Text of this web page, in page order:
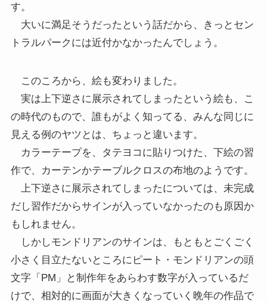
す。
大いに満足そうだったという話だから、きっとセン
トラルパークには近付かなかったんでしょう。
このころから、絵も変わりました。
実は上下逆さに展示されてしまったという絵も、こ
の時代のもので、誰もがよく知ってる、みんな同じに
見える例のヤツとは、ちょっと違います。
カラーテープを、タテヨコに貼りつけた、下絵の習
作で、カーテンかテーブルクロスの布地のようです。
上下逆さに展示されてしまったについては、未完成
だし習作だからサインが入っていなかったのも原因か
もしれません。
しかしモンドリアンのサインは、もともとごくごく
小さく目立たないところにピート・モンドリアンの頭
文字「PM」と制作年をあらわす数字が入っているだ
けで、相対的に画面が大きくなっていく晩年の作品で